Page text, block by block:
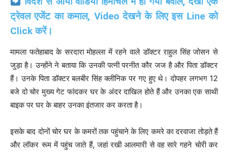
ट्रेवल एजेंट का कमाल, Video देखने के लिए इस Line को
Click करें।
मामला फतेहाबाद के सरदारा मोहल्ला में रहने वाले डॉक्टर राहुल सिंह जोसन से
जुड़ा है। उन्होंने ने बताया कि उनकी पत्नी परनीत कौर जज है और पिता डॉक्टर
हैं। उनके पिता डॉक्टर बलबीर सिंह क्लीनिक पर गए हुए थे। दोपहर लगभग 12
बजे दो चोर मुख्य गेट फांदकर घर के अंदर दाखिल होते हैं और उनका एक साथी
बाइक पर घर के बाहर उनका इंतजार कर करता है।
इसके बाद दोनों चोर घर के कमरों तक पहुंचाने के लिए कमरे का दरवाजा तोड़ते हैं
और लॉकर रूम में पहुंच जाते हैं, जहां रखी आलमारी से वह सारे गहने चोरी कर